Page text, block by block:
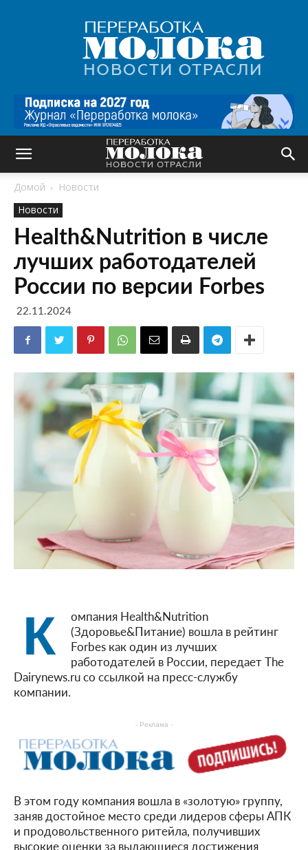
Переработка
молока
|
Новости
Домой
Новости
Новости
Health&Nutrition в числе
лучших работодателей
России по версии Forbes
22.11.2024
К
омпания Health&Nutrition
(Здоровье&Питание) вошла в рейтинг
Forbes как один из лучших
работодателей в России, передает The
Dairynews.ru со ссылкой на пресс-службу
компании.
- Реклама -
В этом году компания вошла в «золотую» группу,
заняв достойное место среди лидеров сферы АПК
и продовольственного ритейла, получивших
высокие оценки за выдающиеся достижения